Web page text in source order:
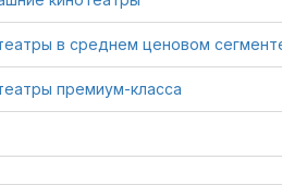
в среднем ценовом
премиум-класса